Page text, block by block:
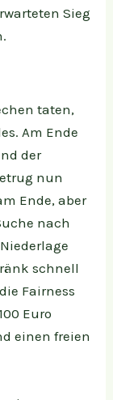
Sieg
taten,
Am Ende
der
nun
Ende, aber
nach
schnell
Fairness
Euro
einen freien